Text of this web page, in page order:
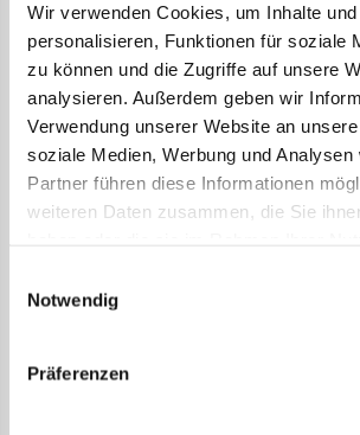
Wir verwenden Cookies, um Inhalte
personalisieren, Funktionen für soziale
zu können und die Zugriffe auf unsere
analysieren. Außerdem geben wir
Verwendung unserer Website an
soziale Medien, Werbung und Analysen
Partner führen diese Informationen
weiteren Daten zusammen, die Sie
Cookies, wenn Sie unsere Webseite
Notwendig
Präferenzen
erklärt.
Bei der Automatisierung haben Sie
Zeiten flexibel durch die PASCOM
der Datenimport gestartet werden